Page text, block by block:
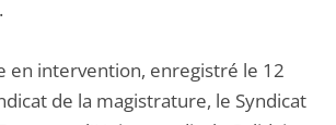
en intervention, enregistré le 12
de la magistrature, le Syndicat